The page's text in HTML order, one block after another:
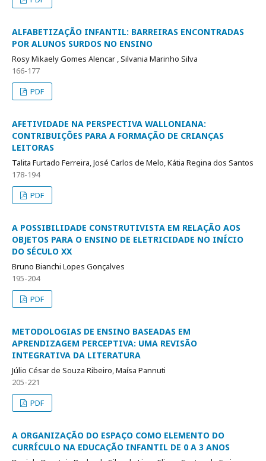
ALFABETIZAÇÃO INFANTIL: BARREIRAS ENCONTRADAS
POR ALUNOS SURDOS NO ENSINO
Rosy Mikaely Gomes Alencar , Silvania Marinho Silva
166-177
PDF
AFETIVIDADE NA PERSPECTIVA WALLONIANA:
CONTRIBUIÇÕES PARA A FORMAÇÃO DE CRIANÇAS
LEITORAS
Talita Furtado Ferreira, José Carlos de Melo, Kátia Regina dos Santos
178-194
PDF
A POSSIBILIDADE CONSTRUTIVISTA EM RELAÇÃO AOS
OBJETOS PARA O ENSINO DE ELETRICIDADE NO INÍCIO
DO SÉCULO XX
Bruno Bianchi Lopes Gonçalves
195-204
PDF
METODOLOGIAS DE ENSINO BASEADAS EM
APRENDIZAGEM PERCEPTIVA: UMA REVISÃO
INTEGRATIVA DA LITERATURA
Júlio César de Souza Ribeiro, Maísa Pannuti
205-221
PDF
A ORGANIZAÇÃO DO ESPAÇO COMO ELEMENTO DO
CURRÍCULO NA EDUCAÇÃO INFANTIL DE 0 A 3 ANOS